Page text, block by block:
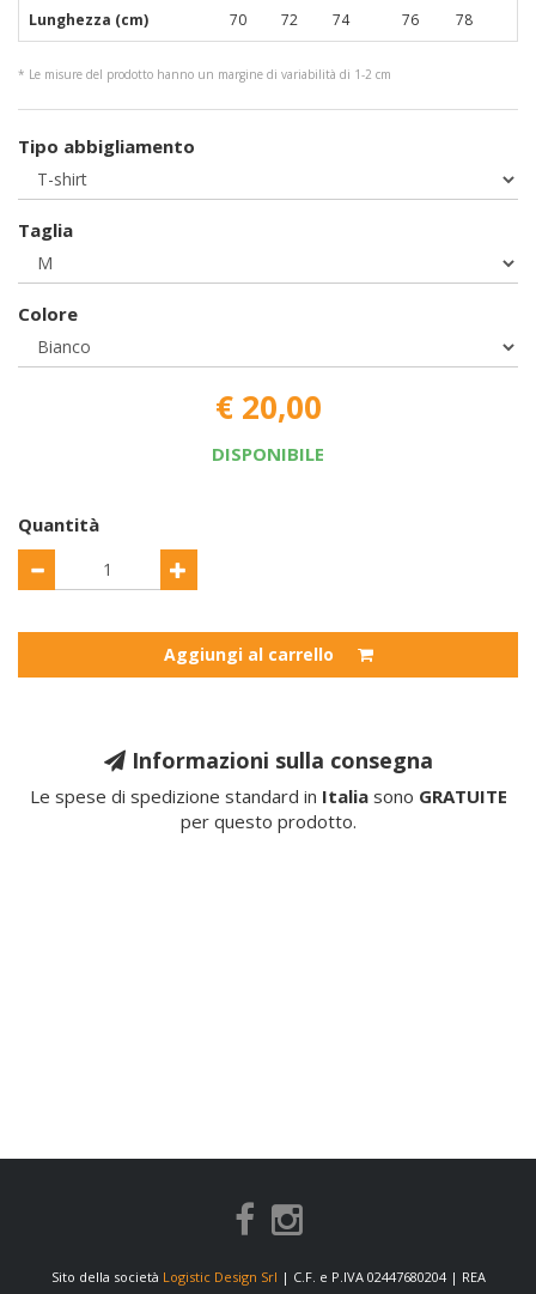
Lunghezza (cm) 70 72 74 76 78
* Le misure del prodotto hanno un margine di variabilità di 1-2 cm
Tipo abbigliamento
Taglia
Colore
€ 20,00
DISPONIBILE
Quantità
Aggiungi al carrello
Informazioni sulla consegna
Le spese di spedizione standard in Italiasono GRATUITE
per questo prodotto.
Sito della società Logistic Design Srl | C.F. e P.IVA 02447680204 | REA